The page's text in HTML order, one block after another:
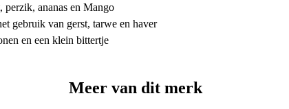
perzik, ananas en Mango
gebruik van gerst, tarwe en haver
en een klein bittertje
Meer van dit merk